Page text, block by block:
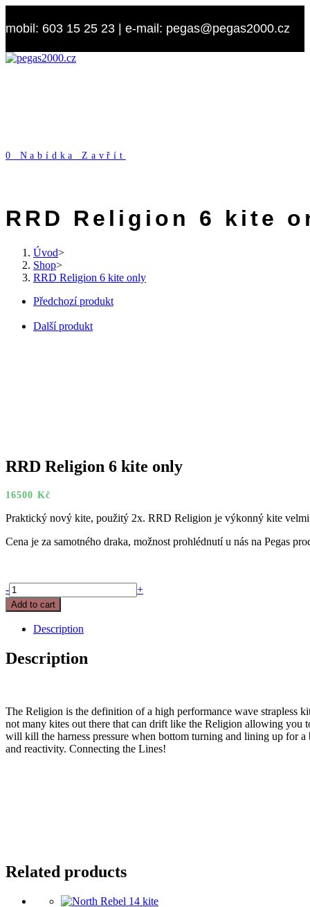
k
obsahu
mobil: 603 15 25 23 | e-mail: pegas@pegas2000.cz
0 Nabídka Zavřít
RRD Religion 6 kite
Úvod>
Shop>
RRD Religion 6 kite only
Předchozí produkt
Další produkt
RRD Religion 6 kite only
16500 Kč
Praktický nový kite, použitý 2x. RRD Religion je výkonný kite
Cena je za samotného draka, možnost prohlédnutí u nás na Pegas
RRD
Religion
6
quantity
- +
Add to cart
Description
Description
The Religion is the definition of a high performance wave strapless
not many kites out there that can drift like the Religion allowing you
will kill the harness pressure when bottom turning and lining up for
and reactivity. Connecting the Lines!
Related products